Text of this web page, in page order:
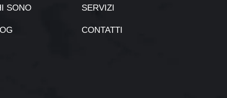
SONO SERVIZI
CONTATTI